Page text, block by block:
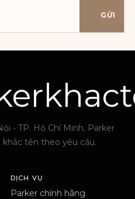
GỬI
- TP. Hồ Chí Minh. Parker
khắc tên theo yêu cầu.
DỊCH VỤ
Parker chính hãng